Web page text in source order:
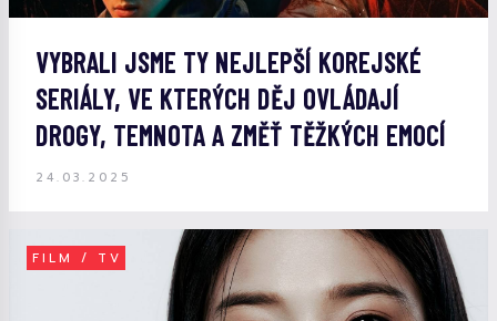
VYBRALI JSME TY NEJLEPŠÍ KOREJSKÉ
SERIÁLY, VE KTERÝCH DĚJ OVLÁDAJÍ
DROGY, TEMNOTA A ZMĚŤ TĚŽKÝCH EMOCÍ
24.03.2025
FILM / TV